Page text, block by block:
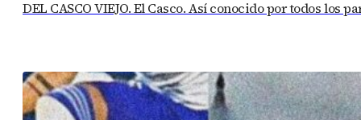
DEL CASCO VIEJO. El Casco. Así conocido por todos